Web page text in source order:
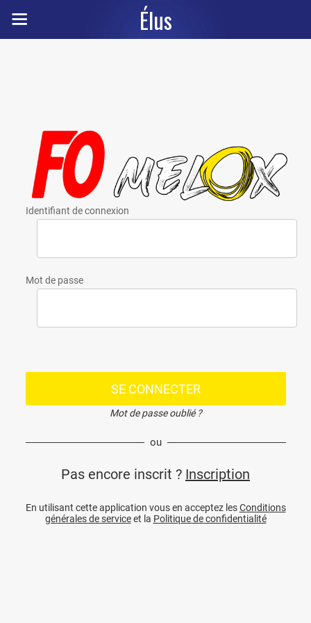
Élus
Identifiant de connexion
Mot de passe
SE CONNECTER
Mot de passe oublié ?
ou
Pas encore inscrit ? Inscription
En utilisant cette application vous en acceptez lesConditions
générales de serviceet la Politique de confidentialité